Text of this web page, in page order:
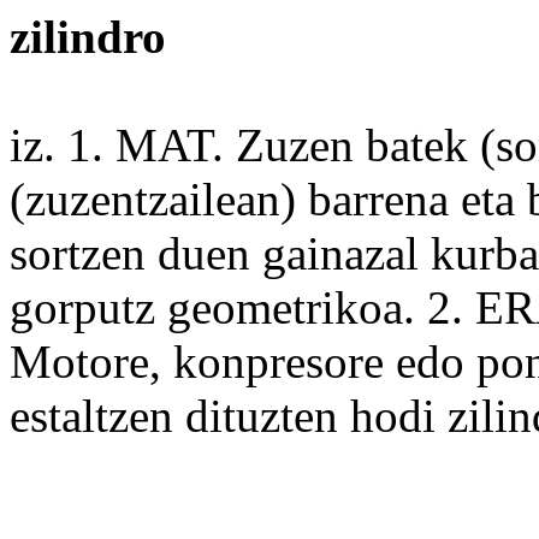
zilindro
iz. 1. MAT. Zuzen batek
(zuzentzailean) barrena eta
sortzen duen gainazal
gorputz geometrikoa. 2.
Motore, konpresore edo
estaltzen dituzten hodi